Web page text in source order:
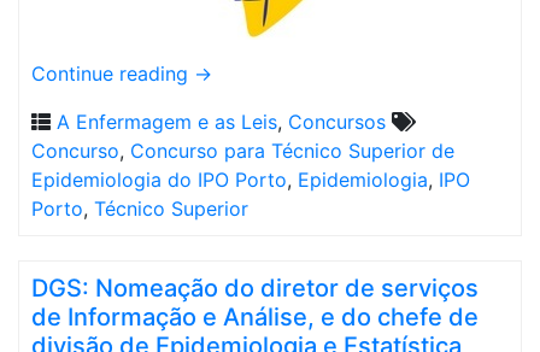
Continue reading →
A Enfermagem e as Leis, Concursos
Concurso, Concurso para Técnico Superior de
Epidemiologia do IPO Porto, Epidemiologia, IPO
Porto, Técnico Superior
DGS: Nomeação do diretor de serviços
de Informação e Análise, e do chefe de
divisão de Epidemiologia e Estatística